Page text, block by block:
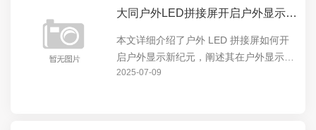
大同户外LED拼接屏开启户外显示新纪元
本文详细介绍了户外 LED 拼接屏如何开
启户外显示新纪元，阐述其在户外显示领
域的独特优势和创新应用，包括高清画
2025-07-09